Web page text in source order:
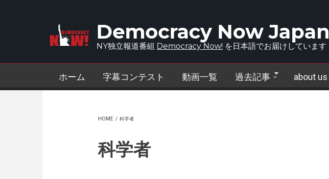
Democracy Now Japan
NY独立報道番組 Democracy Now! を日本語でお届けしています
ホーム 字幕コンテスト 動画一覧 過去記事 about us
HOME / 科学者
科学者